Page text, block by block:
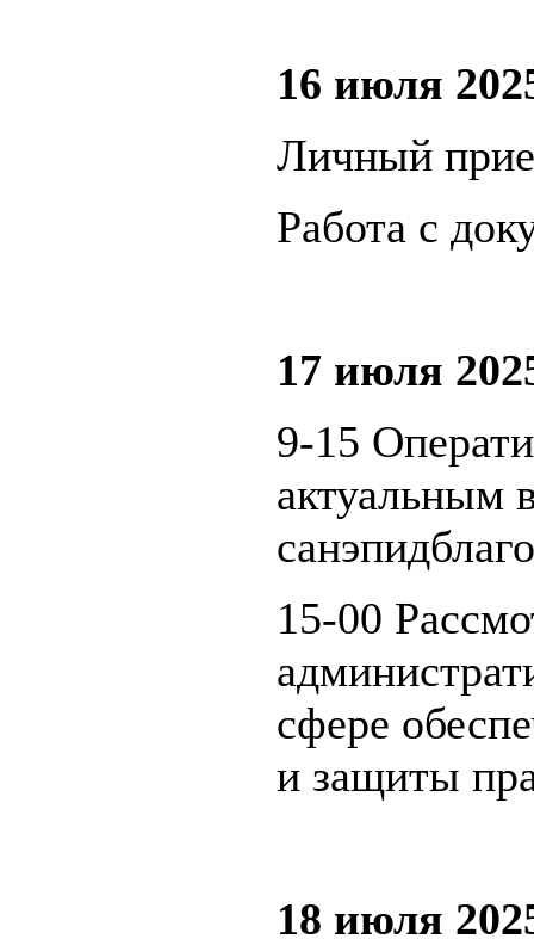
16 июля
Личный
Работа с
17 июля
9-15
актуальным
15-00
сфере
и защиты
18 июля